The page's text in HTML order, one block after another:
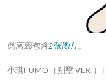
此画廊包含2张图片。
小琪FUMO（别墅 VER.）